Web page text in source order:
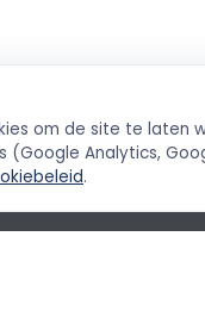
Veilig betalen
Betaling via Stripe
om de site te laten
(Google Analytics,
.